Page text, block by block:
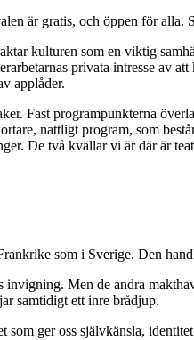
är gratis, och öppen för
kulturen som en viktig
privata intresse av
applåder.
Fast programpunkterna
nattligt program, som
De två kvällar vi är där är
som i Sverige. Den
Men de andra
samtidigt ett inre brådjup.
som ger oss självkänsla,